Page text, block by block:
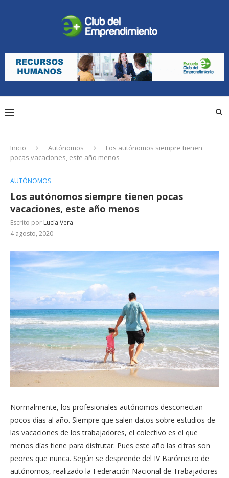
Inicio Autónomos
Los autónomos siempre tienen
pocas vacaciones, este año menos
AUTÓNOMOS
Los autónomos siempre tienen pocas
vacaciones, este año menos
Escrito por Lucía Vera
4 agosto, 2020
Normalmente, los profesionales autónomos desconectan
pocos días al año. Siempre que salen datos sobre estudios de
las vacaciones de los trabajadores, el colectivo es el que
menos días tiene para disfrutar. Pues este año las cifras son
peores que nunca. Según se desprende del IV Barómetro de
autónomos, realizado la Federación Nacional de Trabajadores